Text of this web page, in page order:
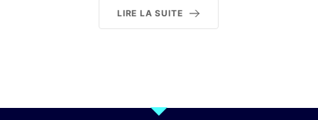
LIRE LA SUITE